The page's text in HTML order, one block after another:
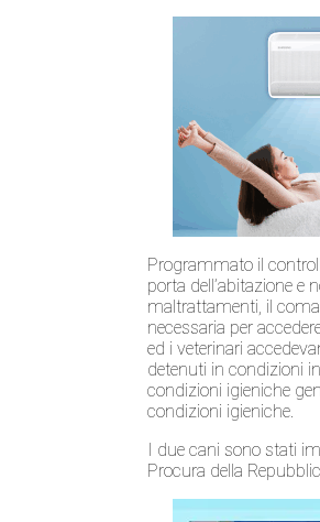
Programmato il
porta dell’abitazione e
maltrattamenti, il
necessaria per
ed i veterinari
detenuti in condizioni
condizioni igieniche
condizioni igieniche.
I due cani sono stati
Procura della